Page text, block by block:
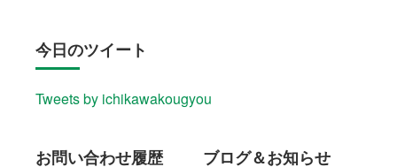
今日のツイート
Tweets by ichikawakougyou
お問い合わせ履歴 ブログ＆お知らせ